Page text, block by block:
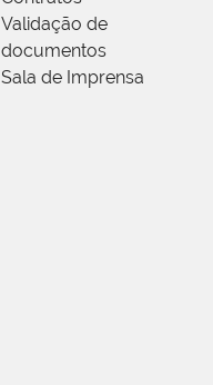
Validação de
documentos
Sala de Imprensa